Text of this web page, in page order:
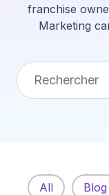
franchise
Marketing
Il s'agit d'un
All Blog